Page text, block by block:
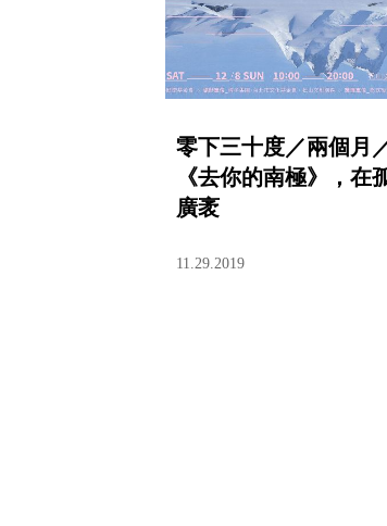
零下三十度／兩個月
《去你的南極》，在
廣袤
11.29.2019